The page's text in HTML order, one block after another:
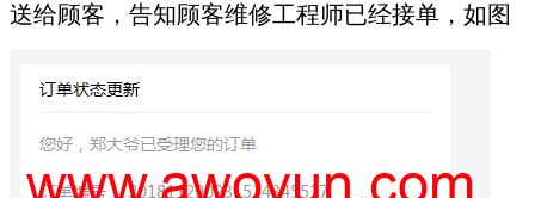
送给顾客，告知顾客维修工程师已经接单，如图